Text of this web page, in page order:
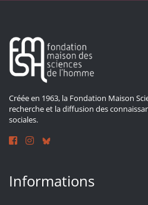
Créée en 1963, la Fondation Maison
recherche et la diffusion des
sociales.
Informations